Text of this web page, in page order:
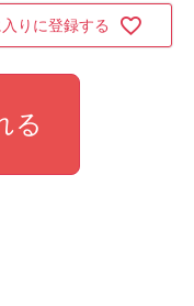
りに登録する
る